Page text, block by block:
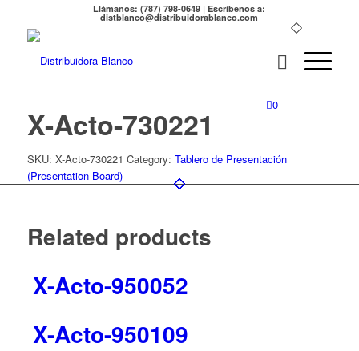
Llámanos: (787) 798-0649 | Escríbenos a:
distblanco@distribuidorablanco.com
0
X-Acto-730221
SKU: X-Acto-730221 Category: Tablero de Presentación
(Presentation Board)
Related products
X-Acto-950052
X-Acto-950109